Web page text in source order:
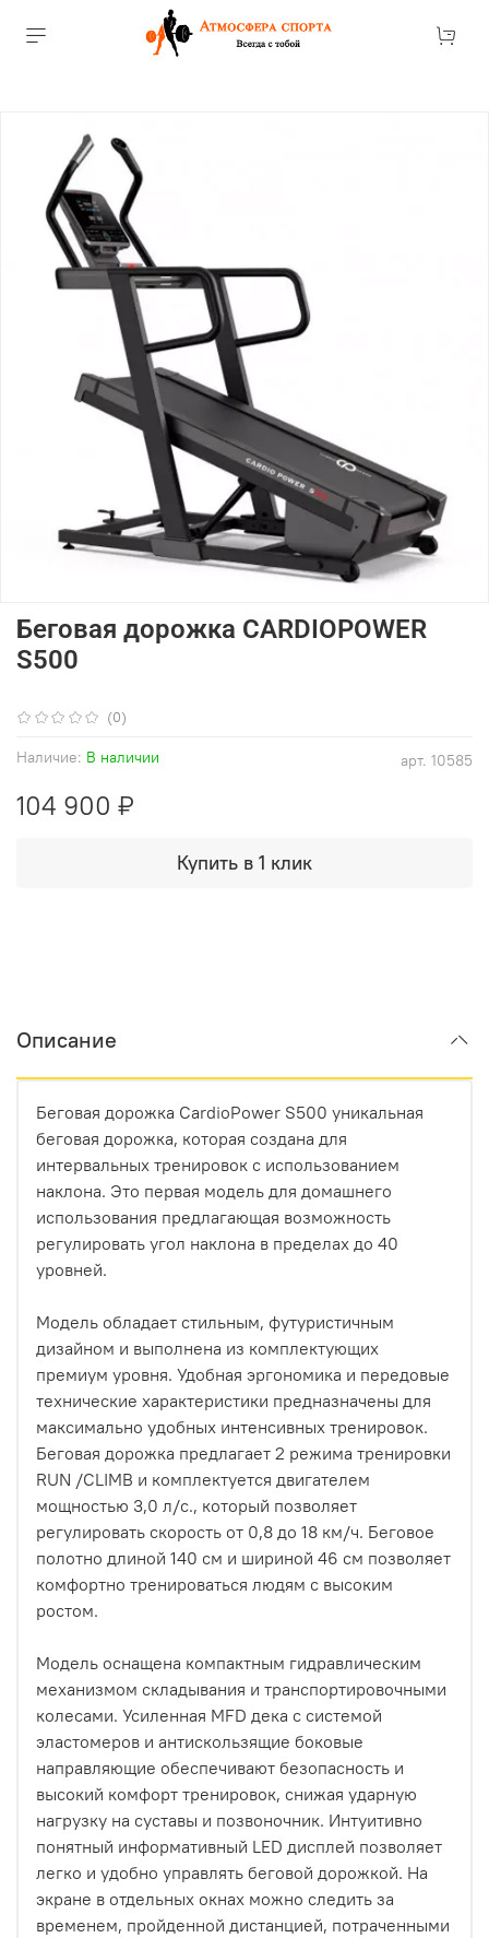
(0)
арт. 10585
Наличие: В наличии
Беговая дорожка CARDIOPOWER
S500
104 900 ₽
Купить в 1 клик
Описание
Беговая дорожка CardioPower S500 уникальная
беговая дорожка, которая создана для
интервальных тренировок с использованием
наклона. Это первая модель для домашнего
использования предлагающая возможность
регулировать угол наклона в пределах до 40
уровней.
Модель обладает стильным, футуристичным
дизайном и выполнена из комплектующих
премиум уровня. Удобная эргономика и передовые
технические характеристики предназначены для
максимально удобных интенсивных тренировок.
Беговая дорожка предлагает 2 режима тренировки
RUN /CLIMB и комплектуется двигателем
мощностью 3,0 л/c., который позволяет
регулировать скорость от 0,8 до 18 км/ч. Беговое
полотно длиной 140 см и шириной 46 см позволяет
комфортно тренироваться людям с высоким
ростом.
Модель оснащена компактным гидравлическим
механизмом складывания и транспортировочными
колесами. Усиленная MFD дека с системой
эластомеров и антискользящие боковые
направляющие обеспечивают безопасность и
высокий комфорт тренировок, снижая ударную
нагрузку на суставы и позвоночник. Интуитивно
понятный информативный LED дисплей позволяет
легко и удобно управлять беговой дорожкой. На
экране в отдельных окнах можно следить за
временем, пройденной дистанцией, потраченными